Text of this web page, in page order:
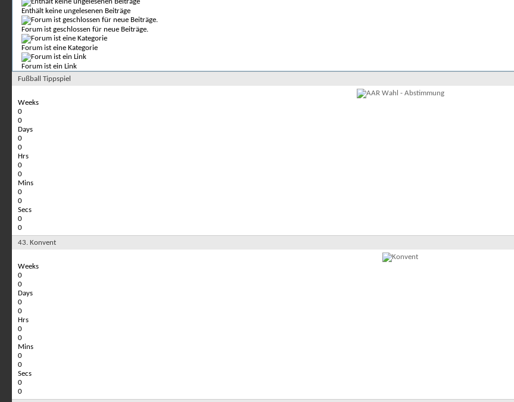
Enthält keine ungelesenen Beiträge
Forum ist geschlossen für neue Beiträge.
Forum ist eine Kategorie
Forum ist ein Link
Fußball Tippspiel
Weeks
0
0
Days
0
0
Hrs
0
0
Mins
0
0
Secs
0
0
43. Konvent
Weeks
0
0
Days
0
0
Hrs
0
0
Mins
0
0
Secs
0
0